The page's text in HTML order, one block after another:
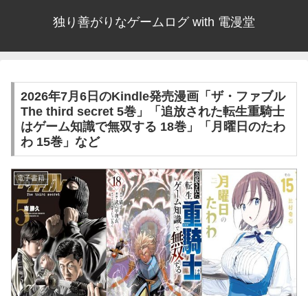
独り善がりなゲームログ with 電漫堂
2026年7月6日のKindle発売漫画「ザ・ファブル
The third secret 5巻」「追放された転生重騎士
はゲーム知識で無双する 18巻」「月曜日のたわ
わ 15巻」など
電子書籍